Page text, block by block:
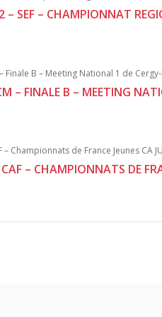
– SEF – CHAMPIONNAT
– FINALE B – MEETING
– CHAMPIONNATS DE